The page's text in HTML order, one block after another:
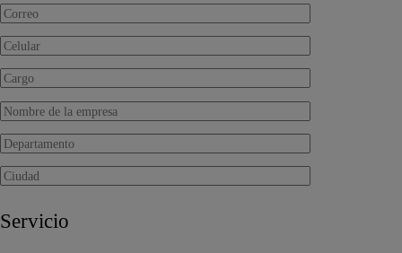
Servicio